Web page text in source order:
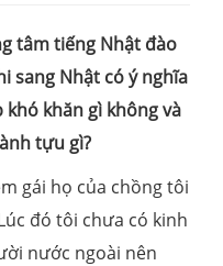
tâm tiếng Nhật đào
sang Nhật có ý nghĩa
khó khăn gì không và
tựu gì?
gái họ của chồng tôi
đó tôi chưa có kinh
nước ngoài nên